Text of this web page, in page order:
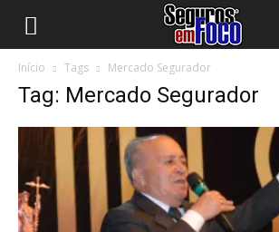
Início Tags Mercado Segurador
Tag: Mercado Segurador